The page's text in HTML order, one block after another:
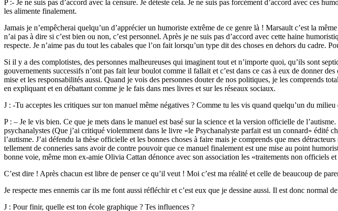
P :- Je ne suis pas d’accord avec la censure. Je déteste cela. Je ne suis pas forcément d’accord avec ces
les alimente finalement.
Jamais je n’empêcherai quelqu’un d’apprécier un humoriste extrême de ce genre là ! Marsault c’est la
n’ai pas à dire si c’est bien ou non, c’est personnel. Après je ne suis pas d’accord avec cette haine
respecte. Je n’aime pas du tout les cabales que l’on fait lorsqu’un type dit des choses en dehors du cadre.
Si il y a des complotistes, des personnes malheureuses qui imaginent tout et n’importe quoi, qu’ils sont
gouvernements successifs n’ont pas fait leur boulot comme il fallait et c’est dans ce cas à eux de donner
mise et les responsabilités aussi. Quand je vois des personnes douter de nos politiques, je les comprends
en expliquant et en débattant comme je le fais dans mes livres et sur les réseaux sociaux.
J : -Tu acceptes les critiques sur ton manuel même négatives ? Comme tu les vis quand quelqu’un du milieu
P : – Je le vis bien. Ce que je mets dans le manuel est basé sur la science et la version officielle de
psychanalystes (Que j’ai critiqué violemment dans le livre «le Psychanalyste parfait est un connard»
l’autisme. J’ai défendu la thèse officielle et les bonnes choses à faire mais je comprends que mes
tellement de conneries sans avoir de contre pouvoir que ce manuel finalement est une mise au point
bonne voie, même mon ex-amie Olivia Cattan dénonce avec son association les «traitements non officiels
C’est dire ! Après chacun est libre de penser ce qu’il veut ! Moi c’est ma réalité et celle de beaucoup de
Je respecte mes ennemis car ils me font aussi réfléchir et c’est eux que je dessine aussi. Il est donc normal
J : Pour finir, quelle est ton école graphique ? Tes influences ?